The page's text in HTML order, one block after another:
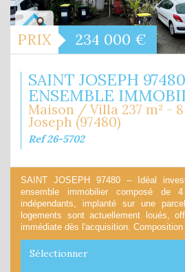
PRIX 234 000 €
SAINT JOSEPH
ENSEMBLE
Maison / Villa 237 m² -
Joseph (97480)
Ref 26-5702
SAINT JOSEPH 97480 – Idéal
ensemble immobilier composé de 4
indépendants, implanté sur une
logements sont actuellement loués,
immédiate dès l'acquisition. Composition
Sélectionner